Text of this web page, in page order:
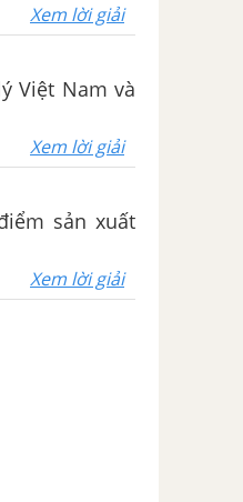
Xem lời giải
Việt Nam và
Xem lời giải
sản xuất
Xem lời giải